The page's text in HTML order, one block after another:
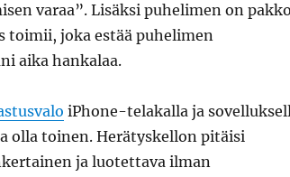
varaa”. Lisäksi puhelimen on
toimii, joka estää puhelimen
aika hankalaa.
iPhone-telakalla ja
olla toinen. Herätyskellon pitäisi
ja luotettava ilman